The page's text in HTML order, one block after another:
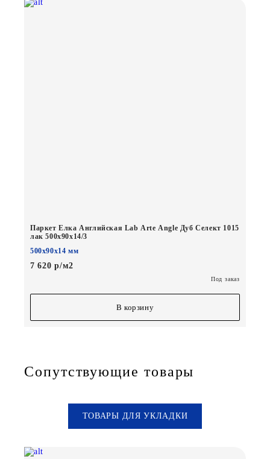
Паркет Елка Английская Lab Arte Angle Дуб Селект 1015
лак 500х90х14/3
500х90х14 мм
7 620 р/м2
Под заказ
В корзину
Сопутствующие товары
ТОВАРЫ ДЛЯ УКЛАДКИ